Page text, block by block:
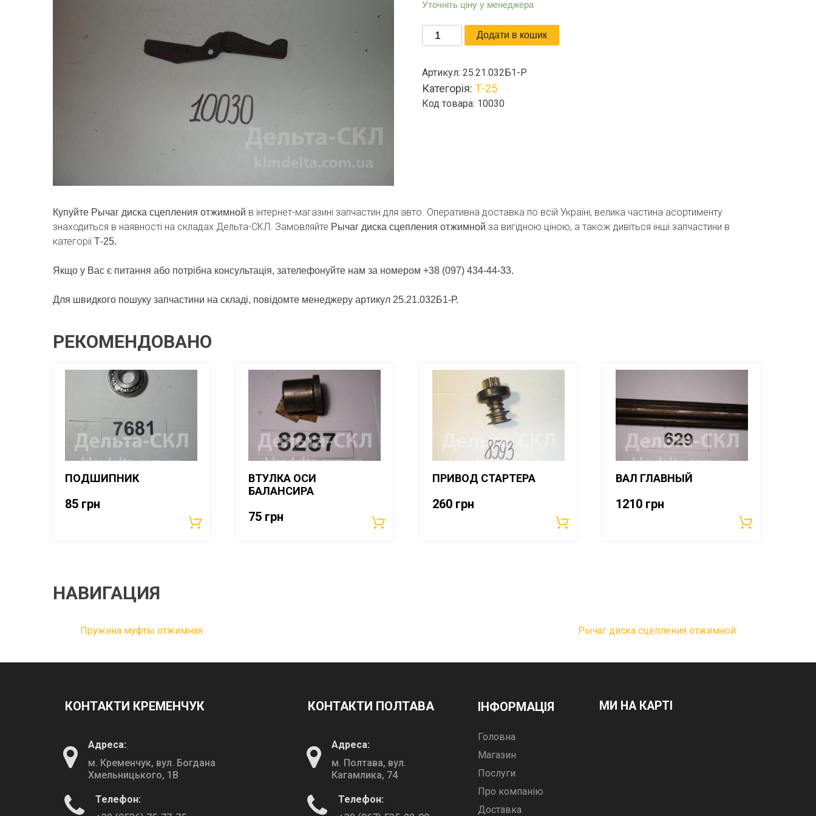
Уточніть ціну у менеджера
Рычаг
диска
отжимной
кількість
Додати в кошик
Артикул:25.21.032Б1-Р
Категорія:Т-25
Код товара: 10030
Купуйте Рычаг диска сцепления отжимной в інтернет-магазині запчастин для авто. Оперативна доставка по всій Україні, велика частина асортименту
знаходиться в наявності на складах Дельта-СКЛ. Замовляйте Рычаг диска сцепления отжимной за вигідною ціною, а також дивіться інші запчастини в
категоріїТ-25.
Якщо у Вас є питання або потрібна консультація, зателефонуйте нам за номером +38 (097) 434-44-33.
Для швидкого пошуку запчастини на складі, повідомте менеджеру артикул 25.21.032Б1-Р.
РЕКОМЕНДОВАНО
ПОДШИПНИК
85 грн
ВТУЛКА ОСИ
БАЛАНСИРА
75 грн
ПРИВОД СТАРТЕРА
260 грн
ВАЛ ГЛАВНЫЙ
1210 грн
НАВИГАЦИЯ
Пружина муфты отжимная Рычаг диска сцепления отжимной
КОНТАКТИ КРЕМЕНЧУК
Адреса:
м. Кременчук, вул. Богдана
Хмельницького, 1В
Телефон:
КОНТАКТИ ПОЛТАВА
Адреса:
м. Полтава, вул.
Кагамлика, 74
Телефон:
ІНФОРМАЦІЯ
Головна
Магазин
Послуги
Про компанію
Доставка
МИ НА КАРТІ